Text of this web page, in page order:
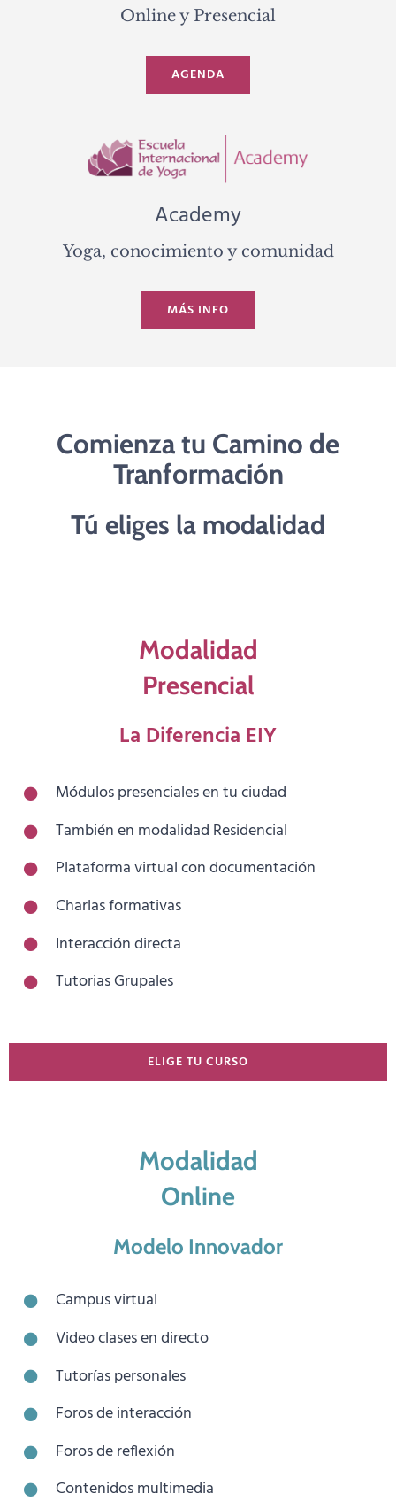
Online y Presencial
AGENDA
Academy
Yoga, conocimiento y comunidad
MÁS INFO
Comienza tu Camino de
Tranformación
Tú eliges la modalidad
Modalidad
Presencial
La Diferencia EIY
Módulos presenciales en tu ciudad
También en modalidad Residencial
Plataforma virtual con documentación
Charlas formativas
Interacción directa
Tutorias Grupales
ELIGE TU CURSO
Modalidad
Online
Modelo Innovador
Campus virtual
Video clases en directo
Tutorías personales
Foros de interacción
Foros de reflexión
Contenidos multimedia